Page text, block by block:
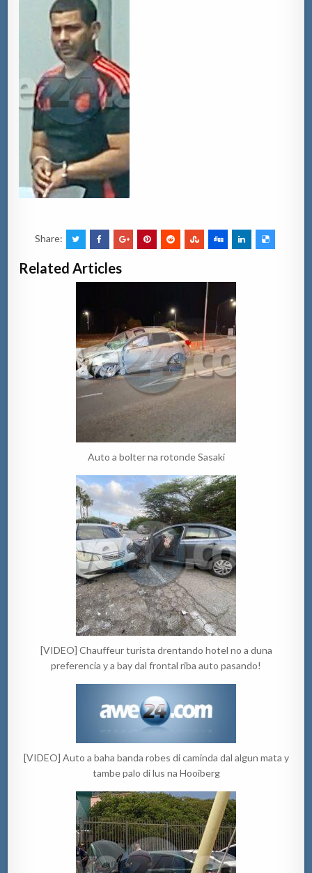
Share:
Related Articles
Auto a bolter na rotonde Sasaki
[VIDEO] Chauffeur turista drentando hotel no a duna
preferencia y a bay dal frontal riba auto pasando!
[VIDEO] Auto a baha banda robes di caminda dal algun mata y
tambe palo di lus na Hooiberg